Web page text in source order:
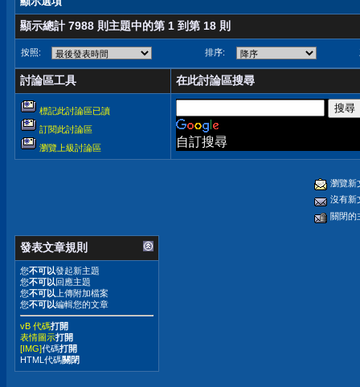
顯示總計 7988 則主題中的第 1 到第 18 則
按照: 排序:
討論區工具 在此討論區搜尋
標記此討論區已讀
訂閱此討論區
瀏覽上級討論區
自訂搜尋
瀏覽新
沒有新
關閉的
發表文章規則
您不可以發起新主題
您不可以回應主題
您不可以 上傳附加檔案
您不可以編輯您的文章
vB 代碼打開
表情圖示打開
[IMG]代碼打開
HTML代碼關閉